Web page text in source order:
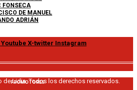
FONSECA
DE MANUEL
ADRIÁN
Youtube X-twitter Instagram
PROMOTORES
de Lidia. Todos los derechos reservados.